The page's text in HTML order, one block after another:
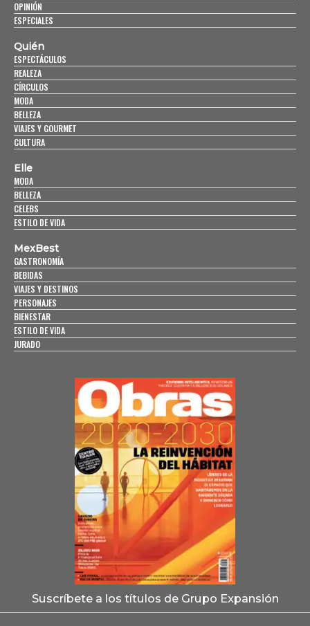
OPINIÓN
ESPECIALES
Quién
ESPECTÁCULOS
REALEZA
CÍRCULOS
MODA
BELLEZA
VIAJES Y GOURMET
CULTURA
Elle
MODA
BELLEZA
CELEBS
ESTILO DE VIDA
MexBest
GASTRONOMÍA
BEBIDAS
VIAJES Y DESTINOS
PERSONAJES
BIENESTAR
ESTILO DE VIDA
JURADO
Suscríbete a los títulos de Grupo Expansión